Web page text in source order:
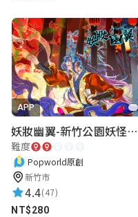
APP
妖妝幽翼-新竹公園妖怪懸疑事件
難度
Popworld原創
新竹市
4.4(47)
NT$280